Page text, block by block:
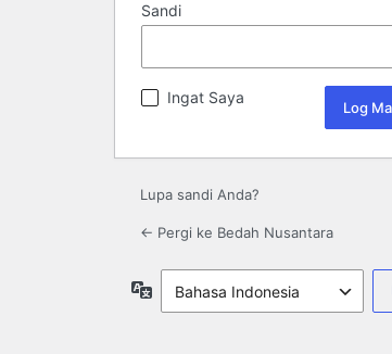
Sandi
Ingat Saya
Lupa sandi Anda?
← Pergi ke Bedah Nusantara
Bahasa